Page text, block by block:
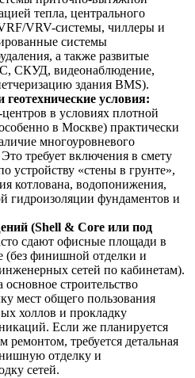
тепла, центрального
VRV-системы, чиллеры и
системы
а также развитые
СКУД, видеонаблюдение,
здания BMS).
условия:
в условиях плотной
в Москве) практически
многоуровневого
требует включения в смету
устройству «стены в грунте»,
котлована, водопонижения,
гидроизоляции фундаментов и
(Shell & Core или под
сдают офисные площади в
(без финишной отделки и
сетей по кабинетам).
строительство
мест общего пользования
холлов и прокладку
Если же планируется
ремонтом, требуется детальная
отделку и
сетей.